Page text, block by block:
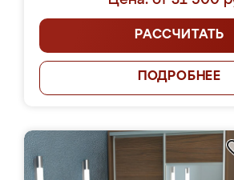
РАССЧИТАТЬ
ПОДРОБНЕЕ